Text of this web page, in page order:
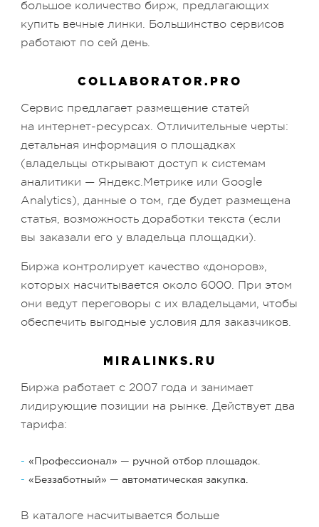
большое количество бирж, предлагающих
купить вечные линки. Большинство сервисов
работают по сей день.
COLLABORATOR.PRO
Сервис предлагает размещение статей
на интернет-ресурсах. Отличительные черты:
детальная информация о площадках
(владельцы открывают доступ к системам
аналитики — Яндекс.Метрике или Google
Analytics), данные о том, где будет размещена
статья, возможность доработки текста (если
вы заказали его у владельца площадки).
Биржа контролирует качество «доноров»,
которых насчитывается около 6000. При этом
они ведут переговоры с их владельцами, чтобы
обеспечить выгодные условия для заказчиков.
MIRALINKS.RU
Биржа работает с 2007 года и занимает
лидирующие позиции на рынке. Действует два
тарифа:
«Профессионал» — ручной отбор площадок.
«Беззаботный» — автоматическая закупка.
В каталоге насчитывается больше